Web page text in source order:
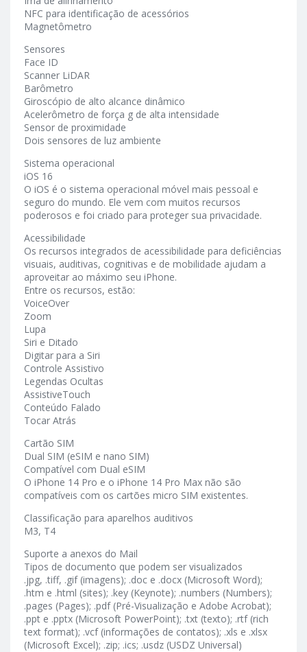
NFC para identificação de acessórios
Magnetômetro
Sensores
Face ID
Scanner LiDAR
Barômetro
Giroscópio de alto alcance dinâmico
Acelerômetro de força g de alta intensidade
Sensor de proximidade
Dois sensores de luz ambiente
Sistema operacional
iOS 16
O iOS é o sistema operacional móvel mais pessoal e
seguro do mundo. Ele vem com muitos recursos
poderosos e foi criado para proteger sua privacidade.
Acessibilidade
Os recursos integrados de acessibilidade para deficiências
visuais, auditivas, cognitivas e de mobilidade ajudam a
aproveitar ao máximo seu iPhone.
Entre os recursos, estão:
VoiceOver
Zoom
Lupa
Siri e Ditado
Digitar para a Siri
Controle Assistivo
Legendas Ocultas
AssistiveTouch
Conteúdo Falado
Tocar Atrás
Cartão SIM
Dual SIM (eSIM e nano SIM)
Compatível com Dual eSIM
O iPhone 14 Pro e o iPhone 14 Pro Max não são
compatíveis com os cartões micro SIM existentes.
Classificação para aparelhos auditivos
M3, T4
Suporte a anexos do Mail
Tipos de documento que podem ser visualizados
.jpg, .tiff, .gif (imagens); .doc e .docx (Microsoft Word);
.htm e .html (sites); .key (Keynote); .numbers (Numbers);
.pages (Pages); .pdf (Pré-Visualização e Adobe Acrobat);
.ppt e .pptx (Microsoft PowerPoint); .txt (texto); .rtf (rich
text format); .vcf (informações de contatos); .xls e .xlsx
(Microsoft Excel); .zip; .ics; .usdz (USDZ Universal)